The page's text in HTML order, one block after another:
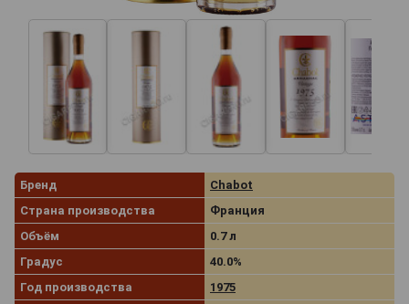
Бренд
Chabot
Страна производства
Франция
Объём
0.7 л
Градус
40.0%
Год производства
1975